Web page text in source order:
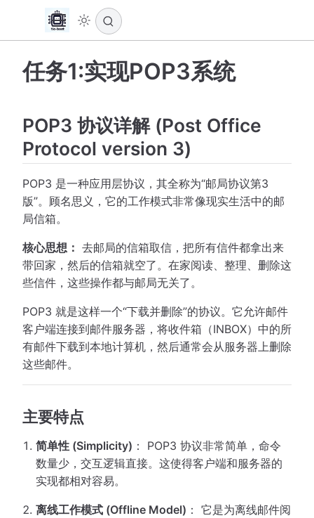
任务1:实现POP3系统
POP3 协议详解 (Post Office
Protocol version 3)
POP3 是一种应用层协议，其全称为“邮局协议第3
版”。顾名思义，它的工作模式非常像现实生活中的邮
局信箱。
核心思想： 去邮局的信箱取信，把所有信件都拿出来
带回家，然后的信箱就空了。在家阅读、整理、删除这
些信件，这些操作都与邮局无关了。
POP3 就是这样一个“下载并删除”的协议。它允许邮件
客户端连接到邮件服务器，将收件箱（INBOX）中的所
有邮件下载到本地计算机，然后通常会从服务器上删除
这些邮件。
主要特点
简单性 (Simplicity) ： POP3 协议非常简单，命令
数量少，交互逻辑直接。这使得客户端和服务器的
实现都相对容易。
离线工作模式 (Offline Model) ： 它是为离线邮件阅